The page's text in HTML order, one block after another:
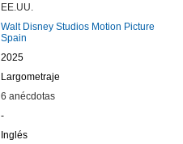
EE.UU.
Walt Disney Studios Motion Picture
Spain
2025
Largometraje
6 anécdotas
-
Inglés